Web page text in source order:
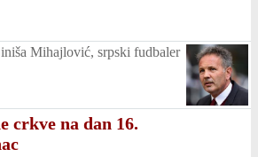
Mihajlović, srpski fudbaler
crkve na dan 16.